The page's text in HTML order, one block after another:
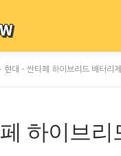
현대 – 싼타페 하이브리드 배터리
하이브